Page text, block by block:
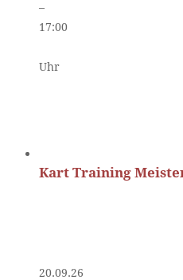
–
17:00
Uhr
Kart Training
20.09.26